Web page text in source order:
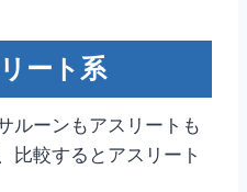
ート系
ルーンもアスリートも
比較するとアスリート